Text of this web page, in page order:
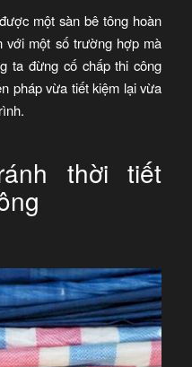
một sàn bê tông hoàn
với một số trường hợp mà
ta đừng cố chấp thi công
pháp vừa tiết kiệm lại vừa
thời tiết